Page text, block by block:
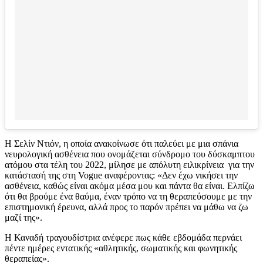
Η Σελίν Ντιόν, η οποία ανακοίνωσε ότι παλεύει με μια σπάνια
νευρολογική ασθένεια που ονομάζεται σύνδρομο του δύσκαμπτου
ατόμου στα τέλη του 2022, μίλησε με απόλυτη ειλικρίνεια για την
κατάστασή της στη Vogue αναφέροντας: «Δεν έχω νικήσει την
ασθένεια, καθώς είναι ακόμα μέσα μου και πάντα θα είναι. Ελπίζω
ότι θα βρούμε ένα θαύμα, έναν τρόπο να τη θεραπεύσουμε με την
επιστημονική έρευνα, αλλά προς το παρόν πρέπει να μάθω να ζω
μαζί της».
Η Καναδή τραγουδίστρια ανέφερε πως κάθε εβδομάδα περνάει
πέντε ημέρες εντατικής «αθλητικής, σωματικής και φωνητικής
θεραπείας».